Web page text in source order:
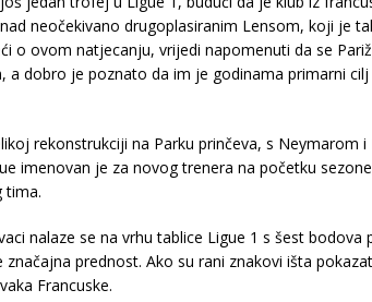
neočekivano drugoplasiranim Lensom, koji je
o ovom natjecanju, vrijedi napomenuti da se
a dobro je poznato da im je godinama primarni cilj
rekonstrukciji na Parku prinčeva, s Neymarom
imenovan je za novog trenera na početku
tima.
nalaze se na vrhu tablice Ligue 1 s šest bodova
prednost. Ako su rani znakovi išta
Francuske.